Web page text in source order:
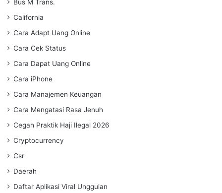
Bus M Trans.
California
Cara Adapt Uang Online
Cara Cek Status
Cara Dapat Uang Online
Cara iPhone
Cara Manajemen Keuangan
Cara Mengatasi Rasa Jenuh
Cegah Praktik Haji Ilegal 2026
Cryptocurrency
Csr
Daerah
Daftar Aplikasi Viral Unggulan